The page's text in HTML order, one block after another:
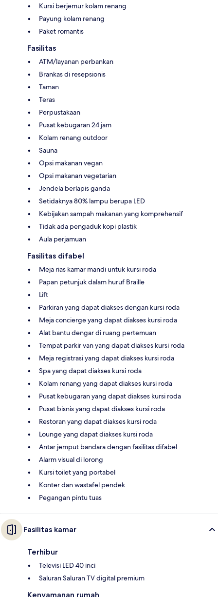
Kursi berjemur kolam renang
Payung kolam renang
Paket romantis
Fasilitas
ATM/layanan perbankan
Brankas di resepsionis
Taman
Teras
Perpustakaan
Pusat kebugaran 24 jam
Kolam renang outdoor
Sauna
Opsi makanan vegan
Opsi makanan vegetarian
Jendela berlapis ganda
Setidaknya 80% lampu berupa LED
Kebijakan sampah makanan yang komprehensif
Tidak ada pengaduk kopi plastik
Aula perjamuan
Fasilitas difabel
Meja rias kamar mandi untuk kursi roda
Papan petunjuk dalam huruf Braille
Lift
Parkiran yang dapat diakses dengan kursi roda
Meja concierge yang dapat diakses kursi roda
Alat bantu dengar di ruang pertemuan
Tempat parkir van yang dapat diakses kursi roda
Meja registrasi yang dapat diakses kursi roda
Spa yang dapat diakses kursi roda
Kolam renang yang dapat diakses kursi roda
Pusat kebugaran yang dapat diakses kursi roda
Pusat bisnis yang dapat diakses kursi roda
Restoran yang dapat diakses kursi roda
Lounge yang dapat diakses kursi roda
Antar jemput bandara dengan fasilitas difabel
Alarm visual di lorong
Kursi toilet yang portabel
Konter dan wastafel pendek
Pegangan pintu tuas
Fasilitas kamar
Terhibur
Televisi LED 40 inci
Saluran Saluran TV digital premium
Kenyamanan rumah